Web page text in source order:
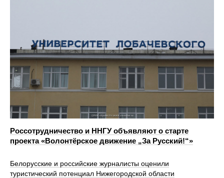
Россотрудничество и ННГУ объявляют о старте
проекта «Волонтёрское движение „За Русский!“»
Белорусские и российские журналисты оценили
туристический потенциал Нижегородской области